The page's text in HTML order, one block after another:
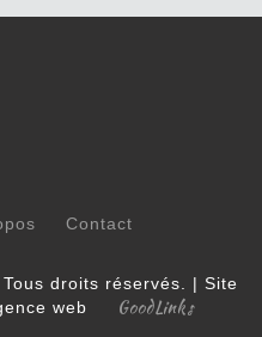
Contact
droits réservés. | Site
web
GoodLinks